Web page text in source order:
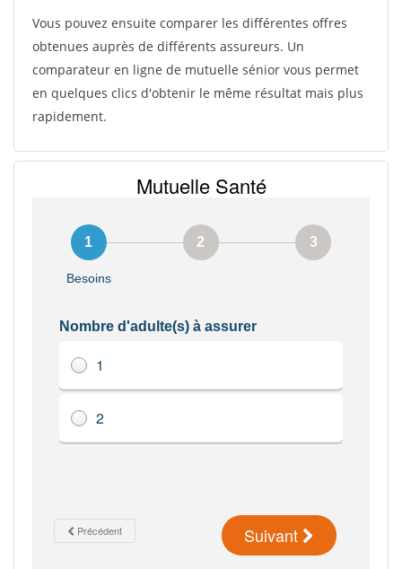
Vous pouvez ensuite comparer les différentes offres
obtenues auprès de différents assureurs. Un
comparateur en ligne de mutuelle sénior vous permet
en quelques clics d'obtenir le même résultat mais plus
rapidement.